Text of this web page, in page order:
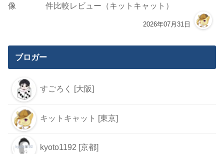
件比較レビュー（キットキャット）
2026年07月31日
ブロガー
すごろく [大阪]
キットキャット [東京]
kyoto1192 [京都]